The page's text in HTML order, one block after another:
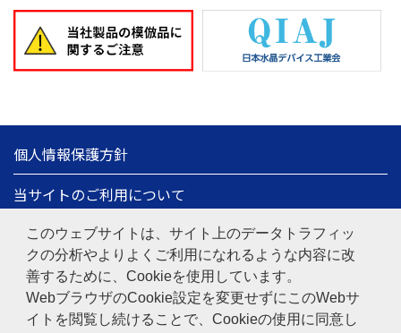
このウェブサイトは、サイト上のデータトラフィッ
クの分析やよりよくご利用になれるような内容に改
善するために、Cookieを使用しています。
WebブラウザのCookie設定を変更せずにこのWebサ
イトを閲覧し続けることで、Cookieの使用に同意し
個人情報保護方針
当サイトのご利用について
情報セキュリティ基本方針
サイトマップ
日本電波工業株式会社
Copyright© 1997-2026NIHON